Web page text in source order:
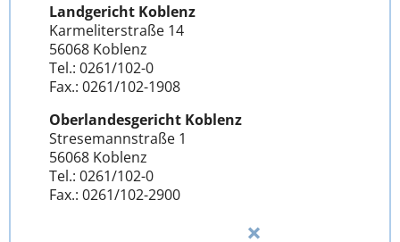
Landgericht Koblenz
Karmeliterstraße 14
56068 Koblenz
Tel.: 0261/102-0
Fax.: 0261/102-1908
Oberlandesgericht Koblenz
Stresemannstraße 1
56068 Koblenz
Tel.: 0261/102-0
Fax.: 0261/102-2900